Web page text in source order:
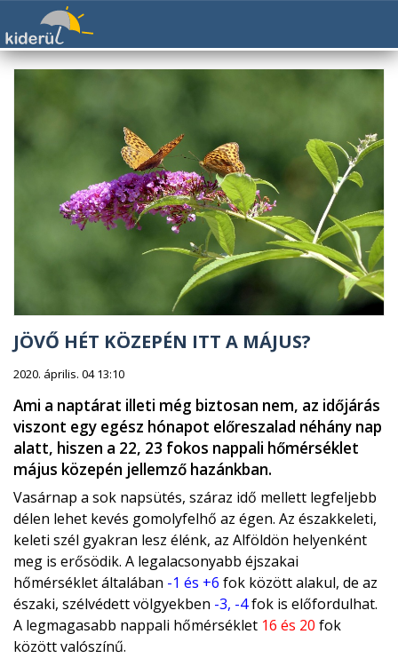
JÖVŐ HÉT KÖZEPÉN ITT A MÁJUS?
2020. április. 04 13:10
Ami a naptárat illeti még biztosan nem, az időjárás
viszont egy egész hónapot előreszalad néhány nap
alatt, hiszen a 22, 23 fokos nappali hőmérséklet
május közepén jellemző hazánkban.
Vasárnap a sok napsütés, száraz idő mellett legfeljebb
délen lehet kevés gomolyfelhő az égen. Az északkeleti,
keleti szél gyakran lesz élénk, az Alföldön helyenként
meg is erősödik. A legalacsonyabb éjszakai
hőmérséklet általában -1 és +6 fok között alakul, de az
északi, szélvédett völgyekben -3, -4fok is előfordulhat.
A legmagasabb nappali hőmérséklet 16 és 20 fok
között valószínű.